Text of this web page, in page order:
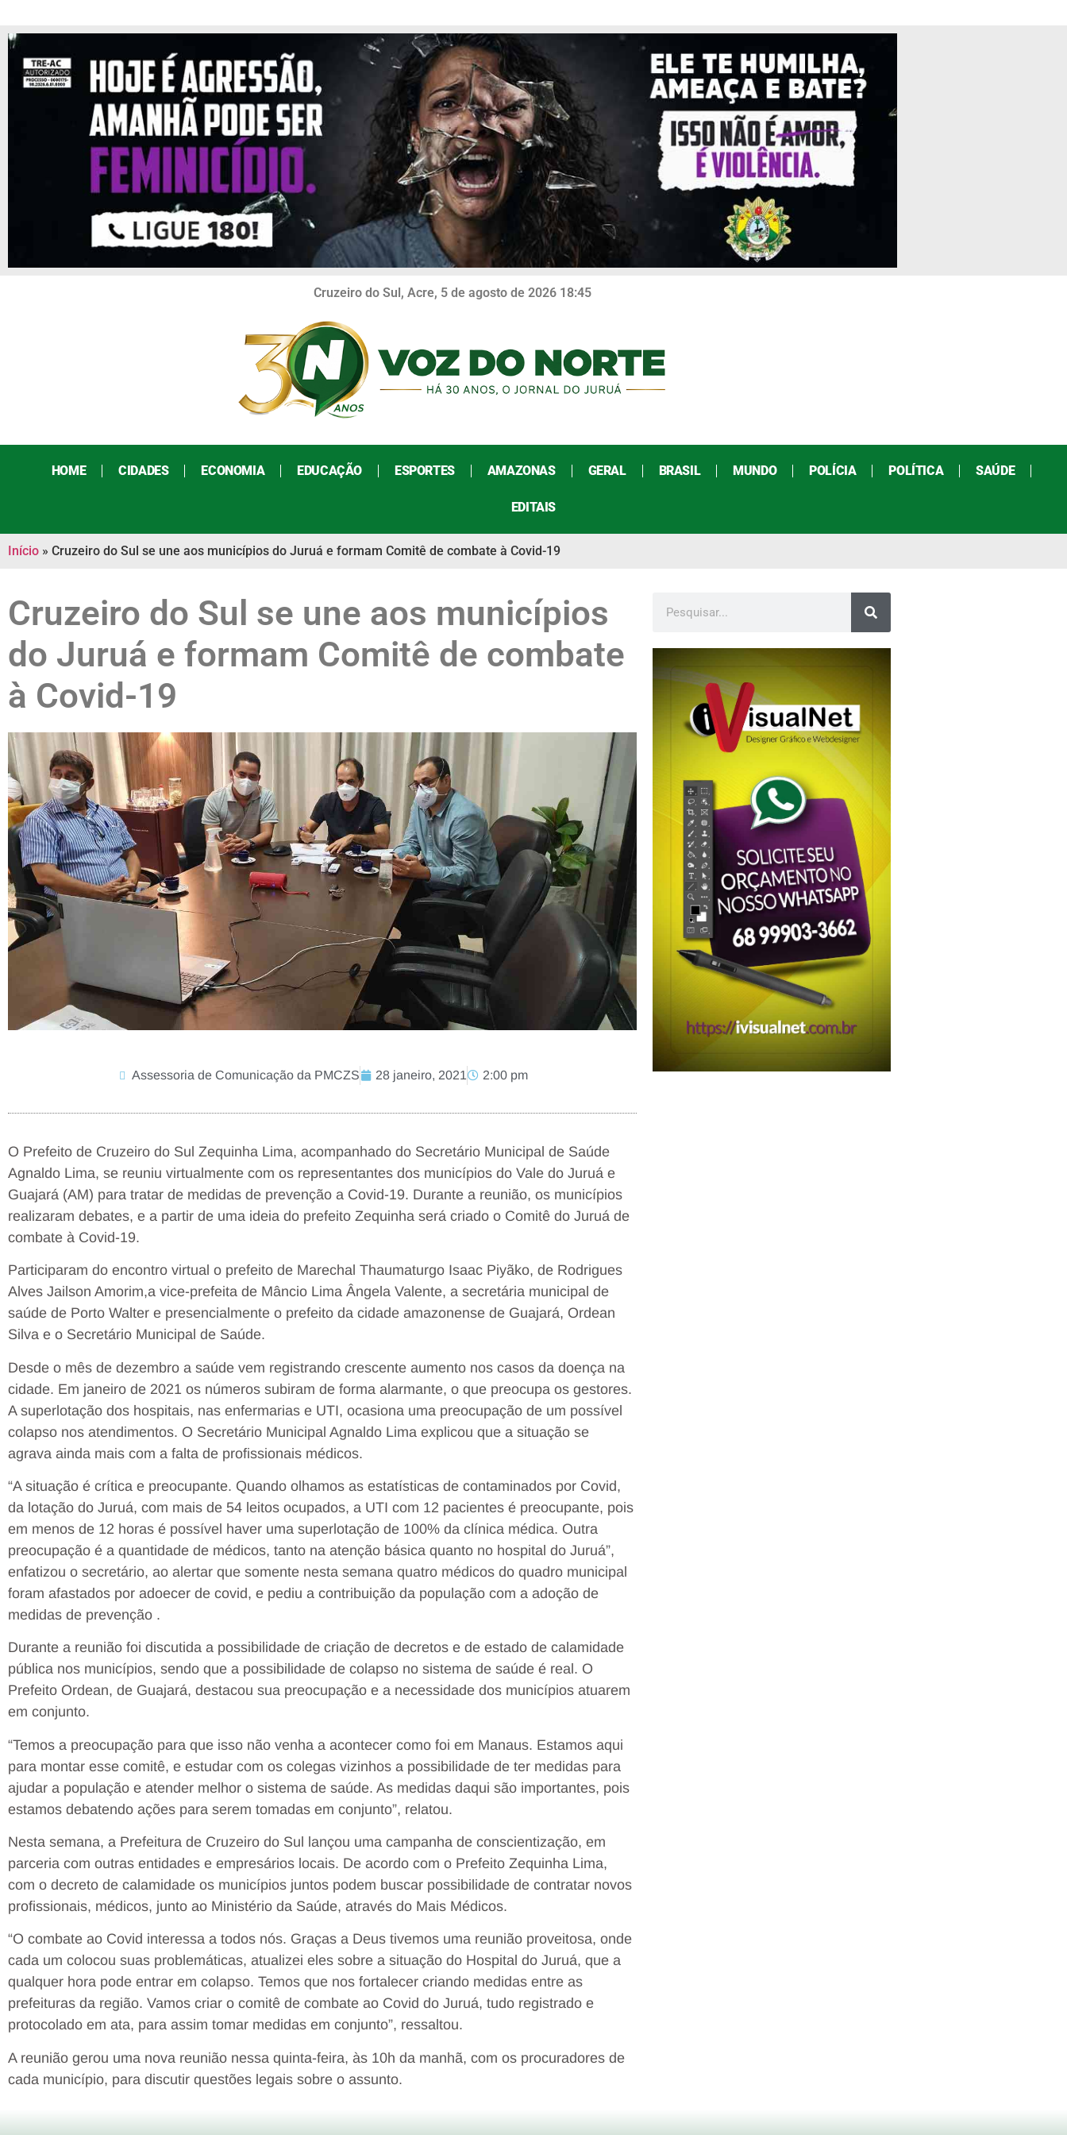
Cruzeiro do Sul, Acre, 5 de agosto de 2026 18:45
HOME CIDADES ECONOMIA EDUCAÇÃO ESPORTES AMAZONAS GERAL BRASIL MUNDO POLÍCIA POLÍTICA SAÚDE
EDITAIS
Início » Cruzeiro do Sul se une aos municípios do Juruá e formam Comitê de combate à Covid-19
Cruzeiro do Sul se une aos municípios
do Juruá e formam Comitê de combate
à Covid-19
Assessoria de Comunicação da PMCZS 28 janeiro, 2021 2:00 pm
O Prefeito de Cruzeiro do Sul Zequinha Lima, acompanhado do Secretário Municipal de Saúde
Agnaldo Lima, se reuniu virtualmente com os representantes dos municípios do Vale do Juruá e
Guajará (AM) para tratar de medidas de prevenção a Covid-19. Durante a reunião, os municípios
realizaram debates, e a partir de uma ideia do prefeito Zequinha será criado o Comitê do Juruá de
combate à Covid-19.
Participaram do encontro virtual o prefeito de Marechal Thaumaturgo Isaac Piyãko, de Rodrigues
Alves Jailson Amorim,a vice-prefeita de Mâncio Lima Ângela Valente, a secretária municipal de
saúde de Porto Walter e presencialmente o prefeito da cidade amazonense de Guajará, Ordean
Silva e o Secretário Municipal de Saúde.
Desde o mês de dezembro a saúde vem registrando crescente aumento nos casos da doença na
cidade. Em janeiro de 2021 os números subiram de forma alarmante, o que preocupa os gestores.
A superlotação dos hospitais, nas enfermarias e UTI, ocasiona uma preocupação de um possível
colapso nos atendimentos. O Secretário Municipal Agnaldo Lima explicou que a situação se
agrava ainda mais com a falta de profissionais médicos.
“A situação é crítica e preocupante. Quando olhamos as estatísticas de contaminados por Covid,
da lotação do Juruá, com mais de 54 leitos ocupados, a UTI com 12 pacientes é preocupante, pois
em menos de 12 horas é possível haver uma superlotação de 100% da clínica médica. Outra
preocupação é a quantidade de médicos, tanto na atenção básica quanto no hospital do Juruá”,
enfatizou o secretário, ao alertar que somente nesta semana quatro médicos do quadro municipal
foram afastados por adoecer de covid, e pediu a contribuição da população com a adoção de
medidas de prevenção .
Durante a reunião foi discutida a possibilidade de criação de decretos e de estado de calamidade
pública nos municípios, sendo que a possibilidade de colapso no sistema de saúde é real. O
Prefeito Ordean, de Guajará, destacou sua preocupação e a necessidade dos municípios atuarem
em conjunto.
“Temos a preocupação para que isso não venha a acontecer como foi em Manaus. Estamos aqui
para montar esse comitê, e estudar com os colegas vizinhos a possibilidade de ter medidas para
ajudar a população e atender melhor o sistema de saúde. As medidas daqui são importantes, pois
estamos debatendo ações para serem tomadas em conjunto”, relatou.
Nesta semana, a Prefeitura de Cruzeiro do Sul lançou uma campanha de conscientização, em
parceria com outras entidades e empresários locais. De acordo com o Prefeito Zequinha Lima,
com o decreto de calamidade os municípios juntos podem buscar possibilidade de contratar novos
profissionais, médicos, junto ao Ministério da Saúde, através do Mais Médicos.
“O combate ao Covid interessa a todos nós. Graças a Deus tivemos uma reunião proveitosa, onde
cada um colocou suas problemáticas, atualizei eles sobre a situação do Hospital do Juruá, que a
qualquer hora pode entrar em colapso. Temos que nos fortalecer criando medidas entre as
prefeituras da região. Vamos criar o comitê de combate ao Covid do Juruá, tudo registrado e
protocolado em ata, para assim tomar medidas em conjunto”, ressaltou.
A reunião gerou uma nova reunião nessa quinta-feira, às 10h da manhã, com os procuradores de
cada município, para discutir questões legais sobre o assunto.